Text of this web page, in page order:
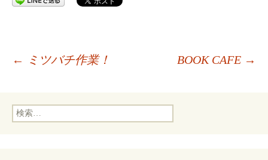
投
稿
← ミツバチ作業！ BOOK CAFE →
検
索: